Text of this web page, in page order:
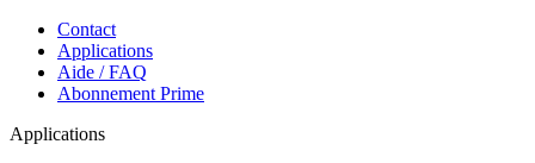
Contact
Applications
Aide / FAQ
Abonnement Prime
Applications